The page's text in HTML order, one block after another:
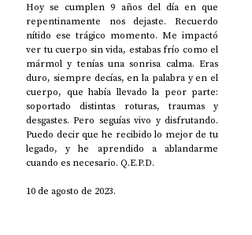
Hoy se cumplen 9 años del día en que
repentinamente nos dejaste. Recuerdo
nítido ese trágico momento. Me impactó
ver tu cuerpo sin vida, estabas frío como el
mármol y tenías una sonrisa calma. Eras
duro, siempre decías, en la palabra y en el
cuerpo, que había llevado la peor parte:
soportado distintas roturas, traumas y
desgastes. Pero seguías vivo y disfrutando.
Puedo decir que he recibido lo mejor de tu
legado, y he aprendido a ablandarme
cuando es necesario. Q.E.P.D.
10 de agosto de 2023.